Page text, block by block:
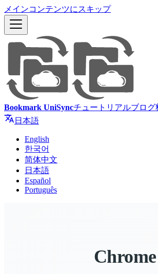
メインコンテンツにスキップ
Bookmark UniSyncチュートリアルブログ
日本語
English
한국어
简体中文
日本語
Español
Português